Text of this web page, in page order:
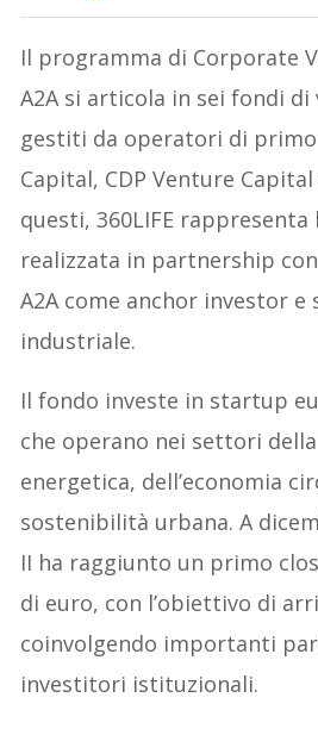
Il programma di Corporate
A2A si articola in sei fondi
gestiti da operatori di
Capital, CDP Venture
questi, 360LIFE rappresenta
realizzata in partnership
A2A come anchor investor e
industriale.
Il fondo investe in startup
che operano nei settori
energetica, dell’economia
sostenibilità urbana. A
II ha raggiunto un primo
di euro, con l’obiettivo di
coinvolgendo importanti
investitori istituzionali.